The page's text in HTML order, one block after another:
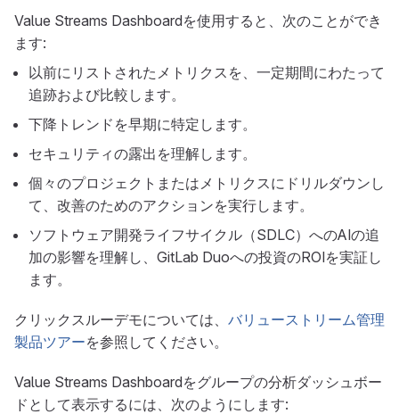
Value Streams Dashboardを使用すると、次のことができ
ます:
以前にリストされたメトリクスを、一定期間にわたって
追跡および比較します。
下降トレンドを早期に特定します。
セキュリティの露出を理解します。
個々のプロジェクトまたはメトリクスにドリルダウンし
て、改善のためのアクションを実行します。
ソフトウェア開発ライフサイクル（SDLC）へのAIの追
加の影響を理解し、GitLab Duoへの投資のROIを実証し
ます。
クリックスルーデモについては、 バリューストリーム管理
製品ツアーを参照してください。
Value Streams Dashboardをグループの分析ダッシュボー
ドとして表示するには、次のようにします: